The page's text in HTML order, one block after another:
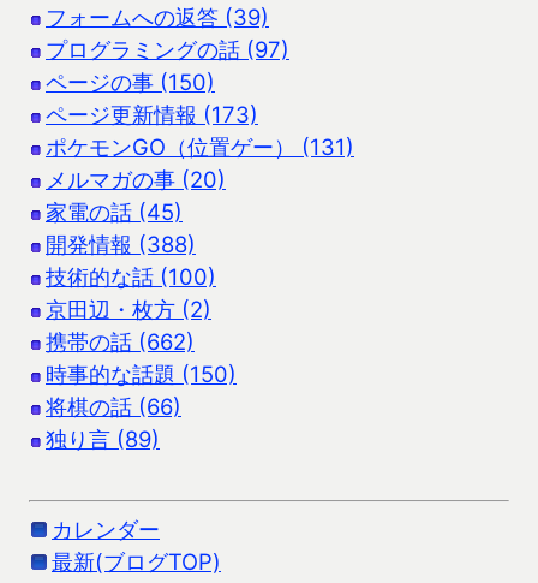
フォームへの返答 (39)
プログラミングの話 (97)
ページの事 (150)
ページ更新情報 (173)
ポケモンGO（位置ゲー） (131)
メルマガの事 (20)
家電の話 (45)
開発情報 (388)
技術的な話 (100)
京田辺・枚方 (2)
携帯の話 (662)
時事的な話題 (150)
将棋の話 (66)
独り言 (89)
カレンダー
最新(ブログTOP)